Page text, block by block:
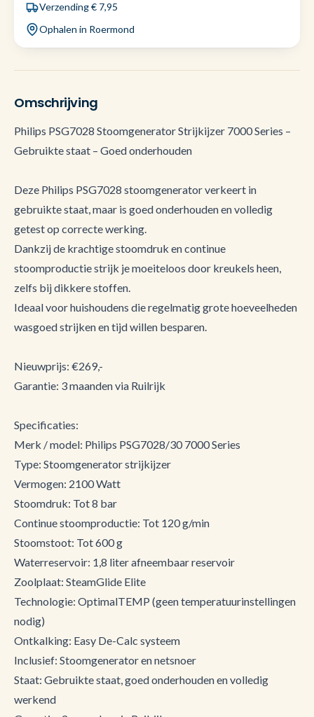
Verzending € 7,95
Ophalen in Roermond
Omschrijving
Philips PSG7028 Stoomgenerator Strijkijzer 7000 Series –
Gebruikte staat – Goed onderhouden
Deze Philips PSG7028 stoomgenerator verkeert in
gebruikte staat, maar is goed onderhouden en volledig
getest op correcte werking.
Dankzij de krachtige stoomdruk en continue
stoomproductie strijk je moeiteloos door kreukels heen,
zelfs bij dikkere stoffen.
Ideaal voor huishoudens die regelmatig grote hoeveelheden
wasgoed strijken en tijd willen besparen.
Nieuwprijs: €269,-
Garantie: 3 maanden via Ruilrijk
Specificaties:
Merk / model: Philips PSG7028/30 7000 Series
Type: Stoomgenerator strijkijzer
Vermogen: 2100 Watt
Stoomdruk: Tot 8 bar
Continue stoomproductie: Tot 120 g/min
Stoomstoot: Tot 600 g
Waterreservoir: 1,8 liter afneembaar reservoir
Zoolplaat: SteamGlide Elite
Technologie: OptimalTEMP (geen temperatuurinstellingen
nodig)
Ontkalking: Easy De-Calc systeem
Inclusief: Stoomgenerator en netsnoer
Staat: Gebruikte staat, goed onderhouden en volledig
werkend